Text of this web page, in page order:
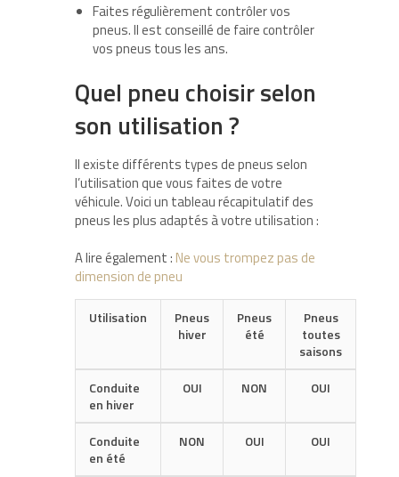
Faites régulièrement contrôler vos
pneus. Il est conseillé de faire contrôler
vos pneus tous les ans.
Quel pneu choisir selon
son utilisation ?
Il existe différents types de pneus selon
l’utilisation que vous faites de votre
véhicule. Voici un tableau récapitulatif des
pneus les plus adaptés à votre utilisation :
A lire également : Ne vous trompez pas de
dimension de pneu
Utilisation
Pneus
hiver
Pneus
été
Pneus
toutes
saisons
Conduite
en hiver
OUI NON OUI
Conduite
en été
NON OUI OUI